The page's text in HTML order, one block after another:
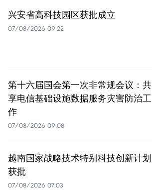
兴安省高科技园区获批成立
07/08/2026 09:22
第十六届国会第一次非常规会议：共
享电信基础设施数据服务灾害防治工
作
07/08/2026 09:08
越南国家战略技术特别科技创新计划
获批
07/08/2026 07:03